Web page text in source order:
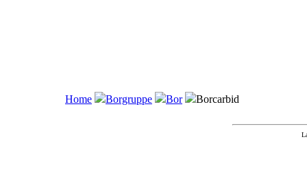
Home Borgruppe Bor Borcarbid